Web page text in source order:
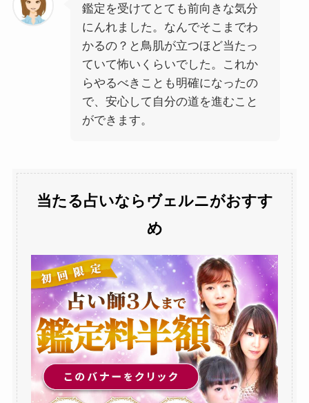
鑑定を受けてとても前向きな気分
にんれました。なんでそこまでわ
かるの？と鳥肌が立つほど当たっ
ていて怖いくらいでした。これか
らやるべきことも明確になったの
で、安心して自分の道を進むこと
ができます。
当たる占いならヴェルニがおすす
め